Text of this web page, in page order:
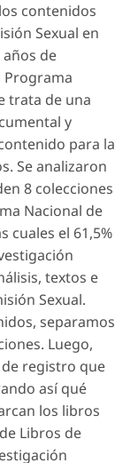
contenidos
Sexual en
de
Programa
trata de una
y
para la
Se analizaron
8 colecciones
Nacional de
cuales el 61,5%
textos e
Sexual.
separamos
Luego,
registro que
así qué
los libros
Libros de